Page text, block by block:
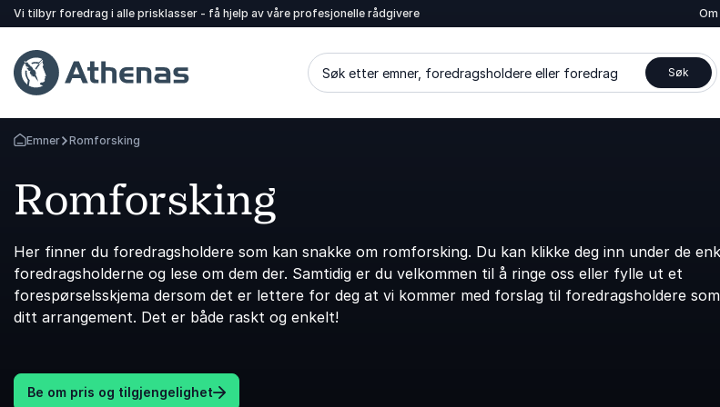
Vi tilbyr foredrag i alle prisklasser - få hjelp av våre profesjonelle rådgivere
Søk etter emner, foredragsholdere eller foredrag Søk
Gå tilbake til startsiden
Emner Romforsking
Romforsking
Her finner du foredragsholdere som kan snakke om romforsking. Du kan klikke deg inn under de
foredragsholderne og lese om dem der. Samtidig er du velkommen til å ringe oss eller fylle ut et
forespørselsskjema dersom det er lettere for deg at vi kommer med forslag til foredragsholdere
ditt arrangement. Det er både raskt og enkelt!
Be om pris og tilgjengelighet